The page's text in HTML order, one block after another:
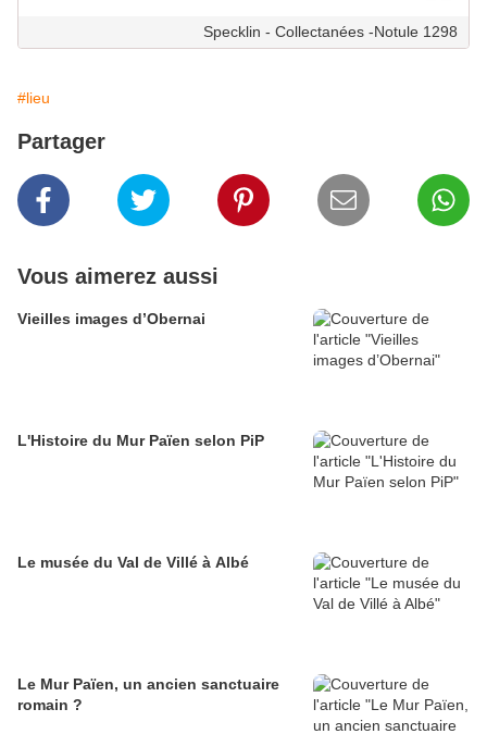
Specklin - Collectanées -Notule 1298
#lieu
Partager
Vous aimerez aussi
Vieilles images d’Obernai
L'Histoire du Mur Païen selon PiP
Le musée du Val de Villé à Albé
Le Mur Païen, un ancien sanctuaire
romain ?